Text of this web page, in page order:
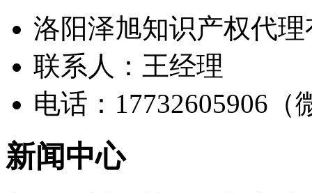
洛阳泽旭知识产权代
联系人：王经理
电话：17732605906（
新闻中心